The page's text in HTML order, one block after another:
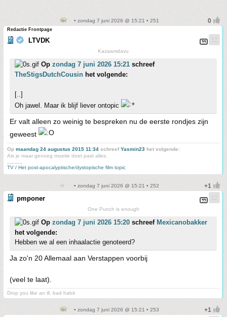
• zondag 7 juni 2026 @ 15:21 • 251
Redactie Frontpage
LTVDK
Kazaamdavu
Op zondag 7 juni 2026 15:21 schreef
TheStigsDutchCousin het volgende:
[..]
Oh jawel. Maar ik blijf liever ontopic
Er valt alleen zo weinig te bespreken nu de eerste rondjes zijn
geweest
Op maandag 24 augustus 2015 11:34 schreefYasmin23 het volgende:
Als je maar genoeg moeite doet past alles.
TV / Het post-apocalyptische/dystopische film topic
• zondag 7 juni 2026 @ 15:21 • 252
pmponer
One Punch is enough
Op zondag 7 juni 2026 15:20 schreef Mexicanobakker
het volgende:
Hebben we al een inhaalactie genoteerd?
Ja zo'n 20 Allemaal aan Verstappen voorbij
(veel te laat).
Drop you like an ill, bad habit
• zondag 7 juni 2026 @ 15:21 • 253